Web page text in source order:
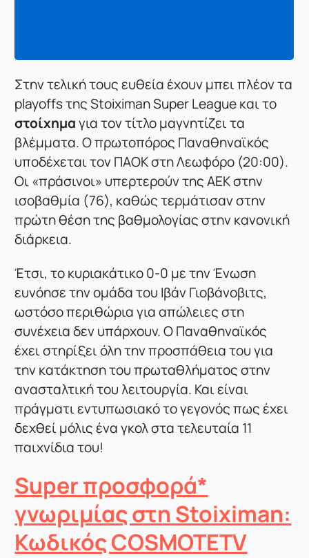
Στην τελική τους ευθεία έχουν μπει πλέον τα
playoffs της Stoiximan Super League και το
στοίχημαγια τον τίτλο μαγνητίζει τα
βλέμματα. Ο πρωτοπόρος Παναθηναϊκός
υποδέχεται τον ΠΑΟΚ στη Λεωφόρο (20:00).
Οι «πράσινοι» υπερτερούν της ΑΕΚ στην
ισοβαθμία (76), καθώς τερμάτισαν στην
πρώτη θέση της βαθμολογίας στην κανονική
διάρκεια.
Έτσι, το κυριακάτικο 0-0 με την Ένωση
ευνόησε την ομάδα του Ιβάν Γιοβάνοβιτς,
ωστόσο περιθώρια για απώλειες στη
συνέχεια δεν υπάρχουν. Ο Παναθηναϊκός
έχει στηρίξει όλη την προσπάθεια του για
την κατάκτηση του πρωταθλήματος στην
ανασταλτική του λειτουργία. Και είναι
πράγματι εντυπωσιακό το γεγονός πως έχει
δεχθεί μόλις ένα γκολ στα τελευταία 11
παιχνίδια του!
Super προσφορά*
γνωριμίας στη Stoiximan:
Κωδικός COSMOTETV